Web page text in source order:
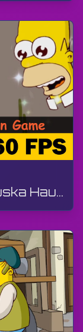
Iso Super Onnellinen Hauska Hauska Peli | Simpsonit Peli | Peliohje, Ei Kommenttia, PS3